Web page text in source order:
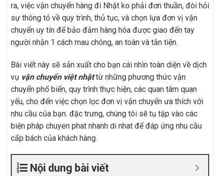
ra, việc vận chuyển hàng đi Nhật ko phải đơn thuần, đòi hỏi
sự thông tỏ về quy trình, thủ tục, và chọn lựa đơn vị vận
chuyển uy tín để bảo đảm hàng hóa được giao đến tay
người nhận 1 cách mau chóng, an toàn và tằn tiện.
Bài viết này sẽ sản xuất cho bạn cái nhìn toàn diện về dịch
vụ vận chuyển việt nhậttừ những phương thức vận
chuyển phổ biến, quy trình thực hiện, các quan tâm quan
yếu, cho đến việc chọn lọc đơn vị vận chuyển ưa thích với
nhu cầu của bạn. đặc trưng, chúng tôi sẽ tụ tập vào các
biện pháp chuyen phat nhanh di nhat để đáp ứng nhu cầu
cấp bách của khách hàng.
Nội dung bài viết